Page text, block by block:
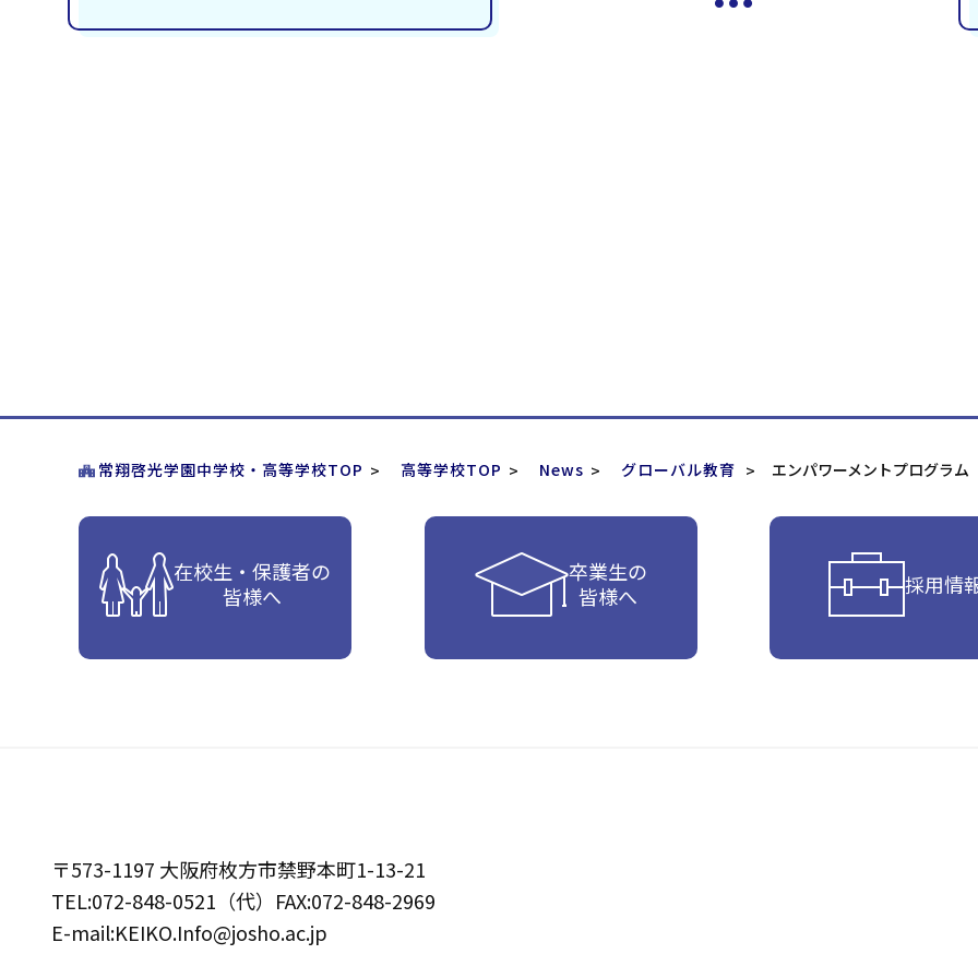
常翔啓光学園中学校・高等学校TOP 高等学校TOP News グローバル教育 エンパワーメントプログラ
在校生・保護者の
皆様へ
卒業生の
皆様へ
採用情
〒573-1197 大阪府枚方市禁野本町1-13-21
TEL:072-848-0521（代）FAX:072-848-2969
E-mail:KEIKO.Info@josho.ac.jp